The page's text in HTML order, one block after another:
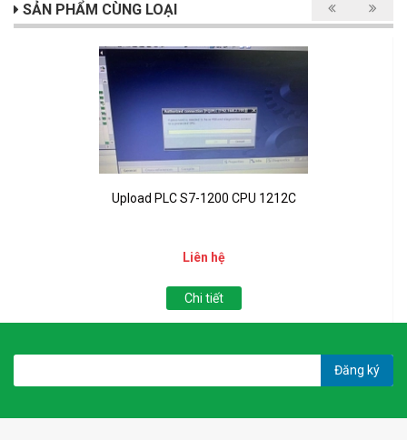
SẢN PHẨM CÙNG LOẠI
Upload PLC S7-1200 CPU 1212C
Liên hệ
Chi tiết
Đăng ký